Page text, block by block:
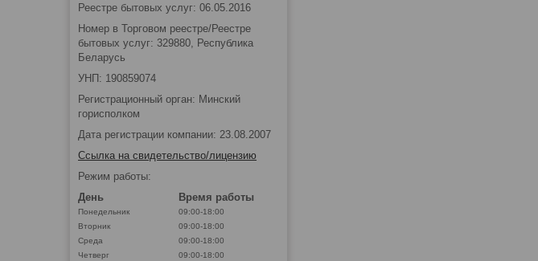
Реестре бытовых услуг: 06.05.2016
Номер в Торговом реестре/Реестре
бытовых услуг: 329880, Республика
Беларусь
УНП: 190859074
Регистрационный орган: Минский
горисполком
Дата регистрации компании: 23.08.2007
Ссылка на свидетельство/лицензию
Режим работы:
День
Время работы
Понедельник
09:00-18:00
Вторник
09:00-18:00
Среда
09:00-18:00
Четверг
09:00-18:00